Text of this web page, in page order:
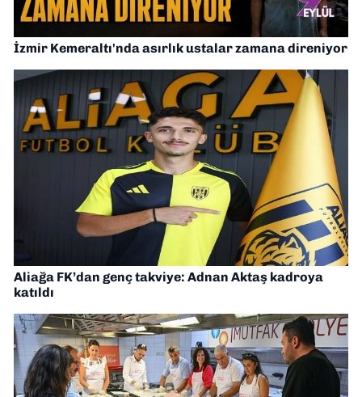
İzmir Kemeraltı'nda asırlık ustalar zamana direniyor
Aliağa FK’dan genç takviye: Adnan Aktaş kadroya
katıldı